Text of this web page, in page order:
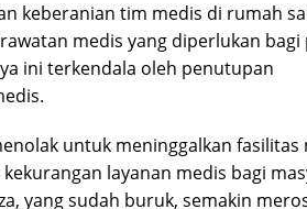
keberanian tim medis di rumah
medis yang diperlukan bagi
ini terkendala oleh penutupan
untuk meninggalkan fasilitas
layanan medis bagi
yang sudah buruk, semakin